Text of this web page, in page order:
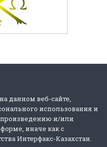
данном веб-сайте,
использования и
и/или
иначе как с
Интерфакс-Казахстан.